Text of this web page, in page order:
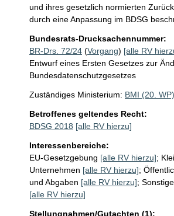
und ihres gesetzlich normierten
durch eine Anpassung im BDSG
Bundesrats-Drucksachennummer:
BR-Drs. 72/24 (Vorgang) [alle RV
Entwurf eines Ersten Gesetzes zur
Bundesdatenschutzgesetzes
Zuständiges Ministerium: BMI (20. WP)
Betroffenes geltendes Recht:
BDSG 2018 [alle RV hierzu]
Interessenbereiche:
EU-Gesetzgebung [alle RV hierzu];
Unternehmen [alle RV hierzu];
und Abgaben [alle RV hierzu];
[alle RV hierzu]
Stellungnahmen/Gutachten (1):